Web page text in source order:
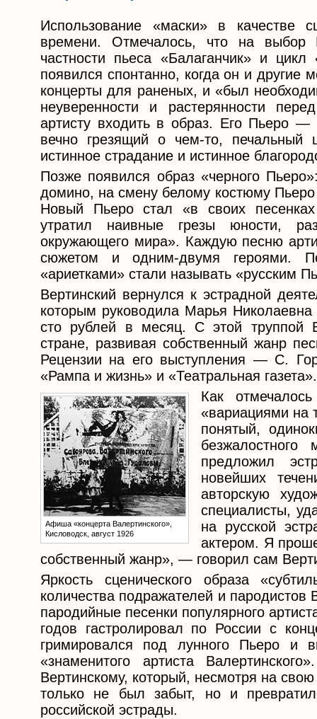
Использование «маски» в качестве
времени. Отмечалось, что на выбор
частности пьеса «Балаганчик» и
появился спонтанно, когда он и
концерты для раненых, и «был
неуверенности и растерянности
артисту входить в образ. Его Пьеро
вечно грезящий о чем-то,
истинное страдание и истинное
Позже появился образ «черного
домино, на смену белому костюму
Новый Пьеро стал «в своих песенках
утратил наивные грезы юности,
окружающего мира». Каждую песню
сюжетом и одним-двумя героями.
«ариетками» стали называть «русским
Вертинский вернулся к эстрадной
которым руководила Марья
сто рублей в месяц. С этой труппой
стране, развивая собственный жанр
Рецензии на его выступления — С.
«Рампа и жизнь» и «Театральная газета».
Афиша «концерта Валертинского»,
Кисловодск, август 1926
Как
«вариациями на
понятый,
предложил
новейших
авторскую
специалисты,
на русской
актером. Я
собственный жанр», — говорил сам
Яркость сценического образа
количества подражателей и пародистов
пародийные песенки популярного
годов гастролировал по России с
гримировался под лунного Пьеро и
«знаменитого артиста
Вертинскому, который, несмотря на
только не был забыт, но и
российской эстрады.